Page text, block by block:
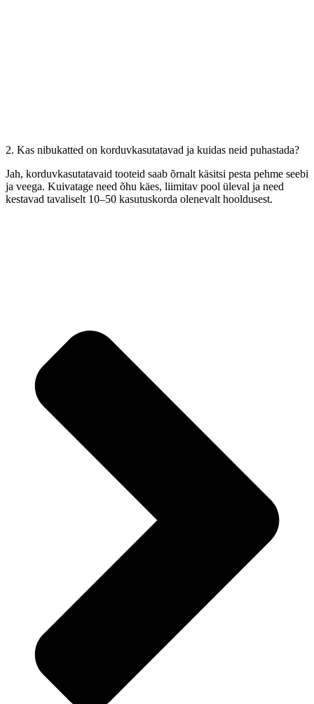
2. Kas nibukatted on korduvkasutatavad ja kuidas neid puhastada?
Jah, korduvkasutatavaid tooteid saab õrnalt käsitsi pesta pehme seebi
ja veega. Kuivatage need õhu käes, liimitav pool üleval ja need
kestavad tavaliselt 10–50 kasutuskorda olenevalt hooldusest.